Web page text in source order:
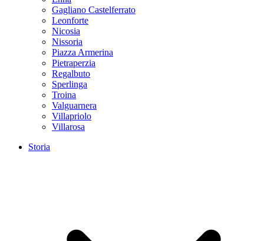
Gagliano Castelferrato
Leonforte
Nicosia
Nissoria
Piazza Armerina
Pietraperzia
Regalbuto
Sperlinga
Troina
Valguarnera
Villapriolo
Villarosa
Storia